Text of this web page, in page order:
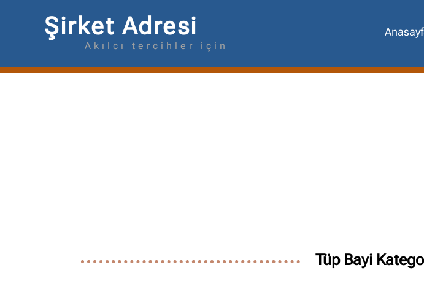
Şirket Adresi
Akılcı tercihler için
Tüp Bayi
İçerik grupları